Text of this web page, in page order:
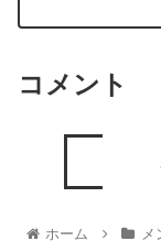
コメント
ホーム メ